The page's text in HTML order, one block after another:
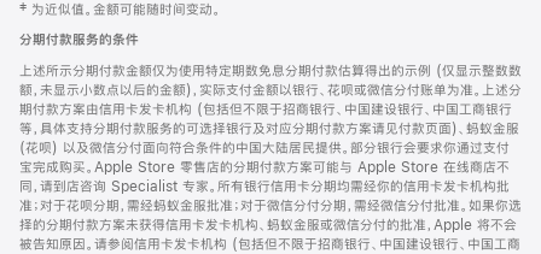
页
页
脚
注
‡ 为近似值。金额可能随时间变动。
分期付款服务的条件
上述所示分期付款金额仅为使用特定期数免息分期付款估算得出的示例 (仅显示整数数
额，未显示小数点以后的金额)，实际支付金额以银行、花呗或微信分付账单为准。上述分
期付款方案由信用卡发卡机构 (包括但不限于招商银行、中国建设银行、中国工商银行
等，具体支持分期付款服务的可选择银行及对应分期付款方案请见付款页面)、蚂蚁金服
(花呗) 以及微信分付面向符合条件的中国大陆居民提供。部分银行会要求你通过支付
宝完成购买。Apple Store 零售店的分期付款方案可能与 Apple Store 在线商店不
同，请到店咨询 Specialist 专家。所有银行信用卡分期均需经你的信用卡发卡机构批
准；对于花呗分期，需经蚂蚁金服批准；对于微信分付分期，需经微信分付批准。如果你选
择的分期付款方案未获得信用卡发卡机构、蚂蚁金服或微信分付的批准，Apple 将不会
被告知原因。请参阅信用卡发卡机构 (包括但不限于招商银行、中国建设银行、中国工商